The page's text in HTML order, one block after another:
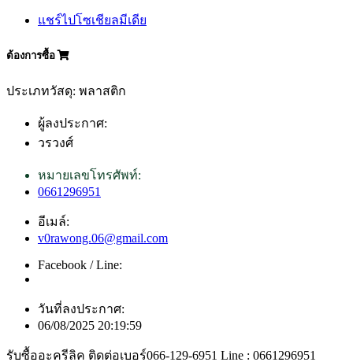
แชร์ไปโซเชียลมีเดีย
ต้องการซื้อ
ประเภทวัสดุ: พลาสติก
ผู้ลงประกาศ:
วรวงศ์
หมายเลขโทรศัพท์:
0661296951
อีเมล์:
v0rawong.06@gmail.com
Facebook / Line:
วันที่ลงประกาศ:
06/08/2025 20:19:59
รับซื้ออะครีลิค ติดต่อเบอร์066-129-6951 Line : 0661296951